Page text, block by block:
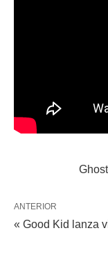
ANTERIOR
« Good Kid lanza